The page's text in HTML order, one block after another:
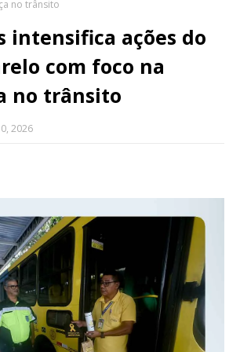
no trânsito
intensifica ações do
com foco na
no trânsito
2026